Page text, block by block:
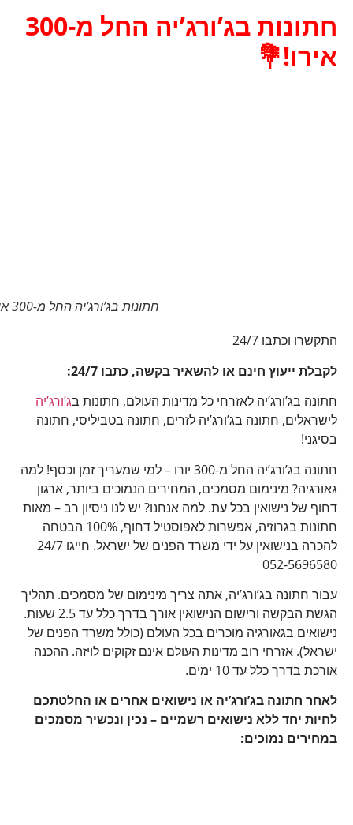
חתונות בג’ורג’יה החל מ-300
אירו!💐
חתונות בג’ורג’יה החל מ-300 אירו!
התקשרו וכתבו 24/7
לקבלת ייעוץ חינם או להשאיר בקשה, כתבו 24/7:
חתונה בג’ורג’יה לאזרחי כל מדינות העולם, חתונות בג’ורג’יה
לישראלים, חתונה בג’ורג’יה לזרים, חתונה בטביליסי, חתונה
בסיגני!
חתונה בג’ורג’יה החל מ-300 יורו – למי שמעריך זמן וכסף! למה
גאורגיה? מינימום מסמכים, המחירים הנמוכים ביותר, ארגון
דחוף של נישואין בכל עת. למה אנחנו? יש לנו ניסיון רב – מאות
חתונות בגרוזיה, אפשרות לאפוסטיל דחוף, 100% הבטחה
להכרה בנישואין על ידי משרד הפנים של ישראל. חייגו 24/7
052-5696580
עבור חתונה בג’ורג’יה, אתה צריך מינימום של מסמכים. תהליך
הגשת הבקשה ורישום הנישואין אורך בדרך כלל עד 2.5 שעות.
נישואים בגאורגיה מוכרים בכל העולם (כולל משרד הפנים של
ישראל). אזרחי רוב מדינות העולם אינם זקוקים לויזה. ההכנה
אורכת בדרך כלל עד 10 ימים.
לאחר חתונה בג’ורג’יה או נישואים אחרים או החלטתכם
לחיות יחד ללא נישואים רשמיים – נכין ונכשיר מסמכים
במחירים נמוכים: